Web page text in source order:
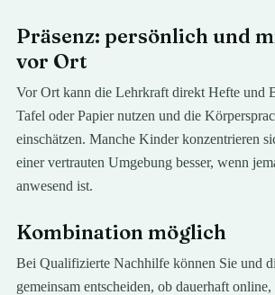
Präsenz: persönlich und
vor Ort
Vor Ort kann die Lehrkraft direkt Hefte und
Tafel oder Papier nutzen und die
einschätzen. Manche Kinder konzentrieren
einer vertrauten Umgebung besser, wenn
anwesend ist.
Kombination möglich
Bei Qualifizierte Nachhilfe können Sie und
gemeinsam entscheiden, ob dauerhaft